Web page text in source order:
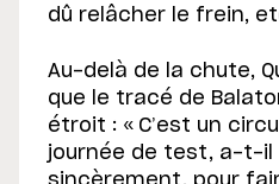
dû relâcher le frein,
Au-delà de la chute,
que le tracé de
étroit : « C’est un
journée de test, a-t-il